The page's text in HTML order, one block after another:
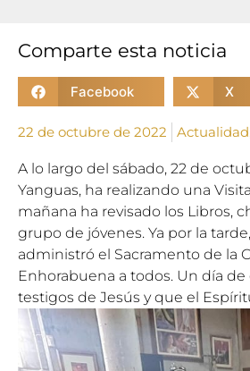
Comparte esta noticia
Facebook X
22 de octubre de 2022 Actualidad
A lo largo del sábado, 22 de
Yanguas, ha realizando una
mañana ha revisado los Libros,
grupo de jóvenes. Ya por la
administró el Sacramento de la
Enhorabuena a todos. Un día
testigos de Jesús y que el